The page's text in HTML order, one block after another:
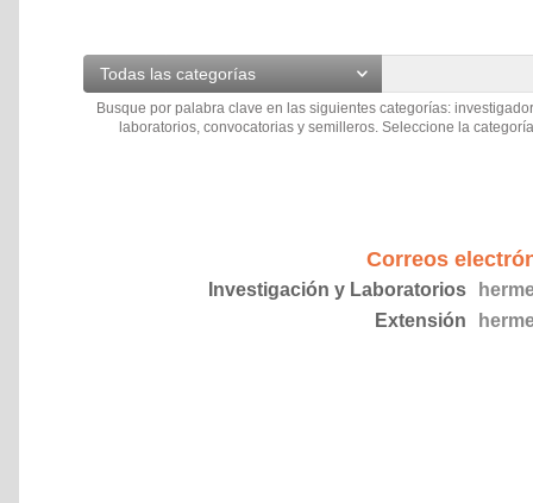
Todas las categorías
Busque por palabra clave en las siguientes categorías:
laboratorios, convocatorias y semilleros. Seleccione la
Correos
Investigación y Laboratorios
Extensión